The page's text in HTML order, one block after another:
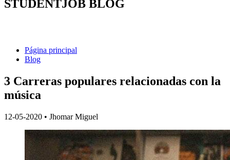
STUDENTJOB BLOG
Página principal
Blog
3 Carreras populares relacionadas con la
música
12-05-2020 • Jhomar Miguel